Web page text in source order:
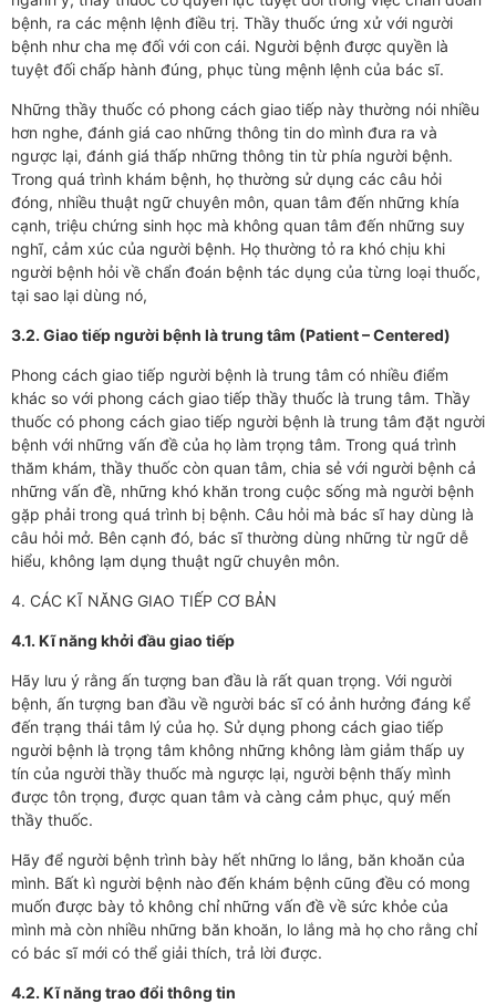
bệnh, ra các mệnh lệnh điều trị. Thầy thuốc ứng xử với người
bệnh như cha mẹ đối với con cái. Người bệnh được quyền là
tuyệt đối chấp hành đúng, phục tùng mệnh lệnh của bác sĩ.
Những thầy thuốc có phong cách giao tiếp này thường nói nhiều
hơn nghe, đánh giá cao những thông tin do mình đưa ra và
ngược lại, đánh giá thấp những thông tin từ phía người bệnh.
Trong quá trình khám bệnh, họ thường sử dụng các câu hỏi
đóng, nhiều thuật ngữ chuyên môn, quan tâm đến những khía
cạnh, triệu chứng sinh học mà không quan tâm đến những suy
nghĩ, cảm xúc của người bệnh. Họ thường tỏ ra khó chịu khi
người bệnh hỏi về chẩn đoán bệnh tác dụng của từng loại thuốc,
tại sao lại dùng nó,
3.2. Giao tiếp người bệnh là trung tâm (Patient – Centered)
Phong cách giao tiếp người bệnh là trung tâm có nhiều điểm
khác so với phong cách giao tiếp thầy thuốc là trung tâm. Thầy
thuốc có phong cách giao tiếp người bệnh là trung tâm đặt người
bệnh với những vấn đề của họ làm trọng tâm. Trong quá trình
thăm khám, thầy thuốc còn quan tâm, chia sẻ với người bệnh cả
những vấn đề, những khó khăn trong cuộc sống mà người bệnh
gặp phải trong quá trình bị bệnh. Câu hỏi mà bác sĩ hay dùng là
câu hỏi mở. Bên cạnh đó, bác sĩ thường dùng những từ ngữ dễ
hiểu, không lạm dụng thuật ngữ chuyên môn.
4. CÁC KĨ NĂNG GIAO TIẾP CƠ BẢN
4.1. Kĩ năng khởi đầu giao tiếp
Hãy lưu ý rằng ấn tượng ban đầu là rất quan trọng. Với người
bệnh, ấn tượng ban đầu về người bác sĩ có ảnh hưởng đáng kể
đến trạng thái tâm lý của họ. Sử dụng phong cách giao tiếp
người bệnh là trọng tâm không những không làm giảm thấp uy
tín của người thầy thuốc mà ngược lại, người bệnh thấy mình
được tôn trọng, được quan tâm và càng cảm phục, quý mến
thầy thuốc.
Hãy để người bệnh trình bày hết những lo lắng, băn khoăn của
mình. Bất kì người bệnh nào đến khám bệnh cũng đều có mong
muốn được bày tỏ không chỉ những vấn đề về sức khỏe của
mình mà còn nhiều những băn khoăn, lo lắng mà họ cho rằng chỉ
có bác sĩ mới có thể giải thích, trả lời được.
4.2. Kĩ năng trao đổi thông tin